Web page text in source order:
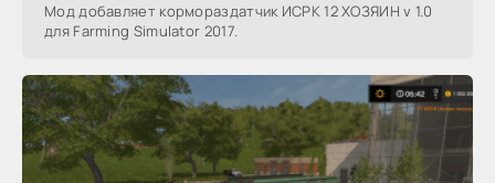
Мод добавляет кормораздатчик ИСРК 12 ХОЗЯИН v 1.0
для Farming Simulator 2017.